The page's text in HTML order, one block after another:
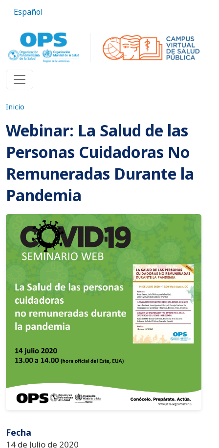
Español
Inicio
Webinar: La Salud de las
Personas Cuidadoras No
Remuneradas Durante la
Pandemia
Imagen
Fecha
14 de Julio de 2020